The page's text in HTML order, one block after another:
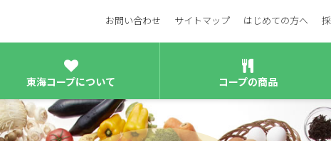
お問い合わせ サイトマップ はじめての方へ
東海コープについて コープの商品